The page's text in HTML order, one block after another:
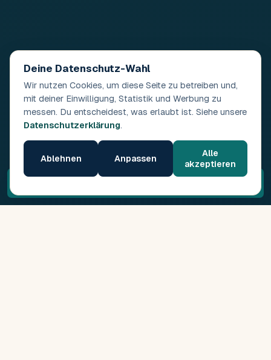
Deine Datenschutz-Wahl
Wir nutzen Cookies, um diese Seite zu betreiben und,
mit deiner Einwilligung, Statistik und Werbung zu
messen. Du entscheidest, was erlaubt ist. Siehe unsere
Datenschutzerklärung.
Ablehnen Anpassen
Alle
akzeptieren